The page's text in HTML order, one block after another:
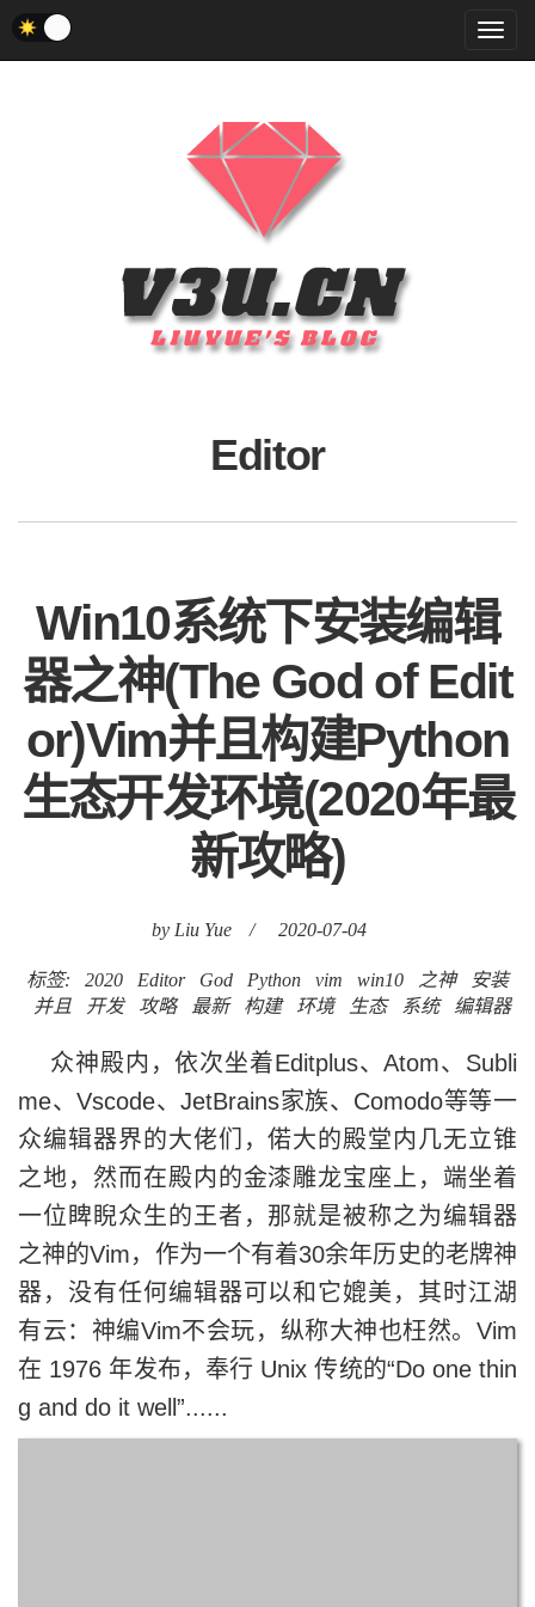
菜
单
Editor
Win10系统下安装编辑
器之神(The God of Edit
or)Vim并且构建Python
生态开发环境(2020年最
新攻略)
by Liu Yue / 2020-07-04
标签: 2020 Editor God Python vim win10 之神
安装
并且
开发 攻略 最新 构建 环境 生态 系统 编辑器
众神殿内，依次坐着Editplus、Atom、Subli
me、Vscode、JetBrains家族、Comodo等等一
众编辑器界的大佬们，偌大的殿堂内几无立锥
之地，然而在殿内的金漆雕龙宝座上，端坐着
一位睥睨众生的王者，那就是被称之为编辑器
之神的Vim，作为一个有着30余年历史的老牌神
器，没有任何编辑器可以和它媲美，其时江湖
有云：神编Vim不会玩，纵称大神也枉然。Vim
在 1976 年发布，奉行 Unix 传统的“Do one thin
g and do it well”......